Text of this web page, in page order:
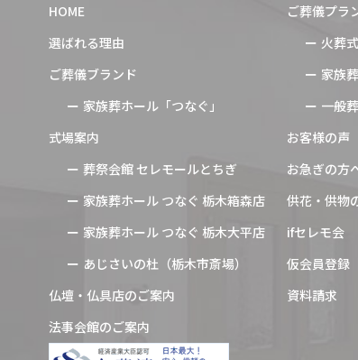
HOME
選ばれる理由
ご葬儀ブランド
家族葬ホール「つなぐ」
式場案内
葬祭会館 セレモールとちぎ
家族葬ホール つなぐ 栃木箱森店
家族葬ホール つなぐ 栃木大平店
あじさいの杜（栃木市斎場）
仏壇・仏具店のご案内
法事会館のご案内
ご葬儀プラ
火葬
家族
一般
お客様の声
お急ぎの方
供花・供物
ifセレモ会
仮会員登録
資料請求